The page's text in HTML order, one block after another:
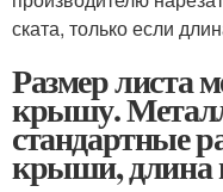
ската, только если
Размер листа
крышу.
стандартные
крыши,